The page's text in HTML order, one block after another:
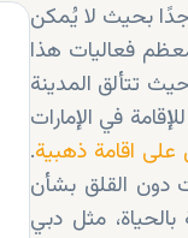
جدًا بحيث لا يُمكن
فعاليات هذا
تتألق المدينة
في الإمارات
اقامة ذهبية.
دون القلق بشأن
مثل دبي